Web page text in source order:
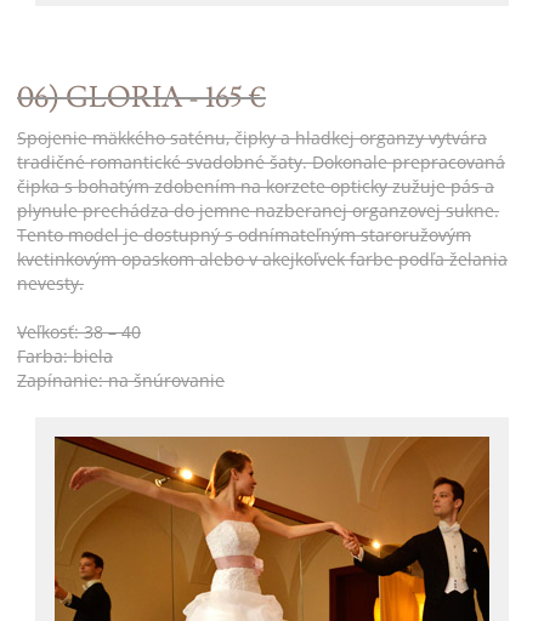
06) GLORIA - 165 €
Spojenie mäkkého saténu, čipky a hladkej organzy vytvára
tradičné romantické svadobné šaty. Dokonale prepracovaná
čipka s bohatým zdobením na korzete opticky zužuje pás a
plynule prechádza do jemne nazberanej organzovej sukne.
Tento model je dostupný s odnímateľným staroružovým
kvetinkovým opaskom alebo v akejkoľvek farbe podľa želania
nevesty.
Veľkosť: 38 – 40
Farba: biela
Zapínanie: na šnúrovanie